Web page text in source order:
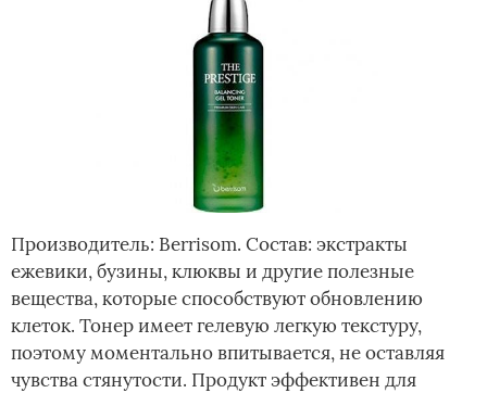
Производитель: Berrisom. Состав: экстракты
ежевики, бузины, клюквы и другие полезные
вещества, которые способствуют обновлению
клеток. Тонер имеет гелевую легкую текстуру,
поэтому моментально впитывается, не оставляя
чувства стянутости. Продукт эффективен для